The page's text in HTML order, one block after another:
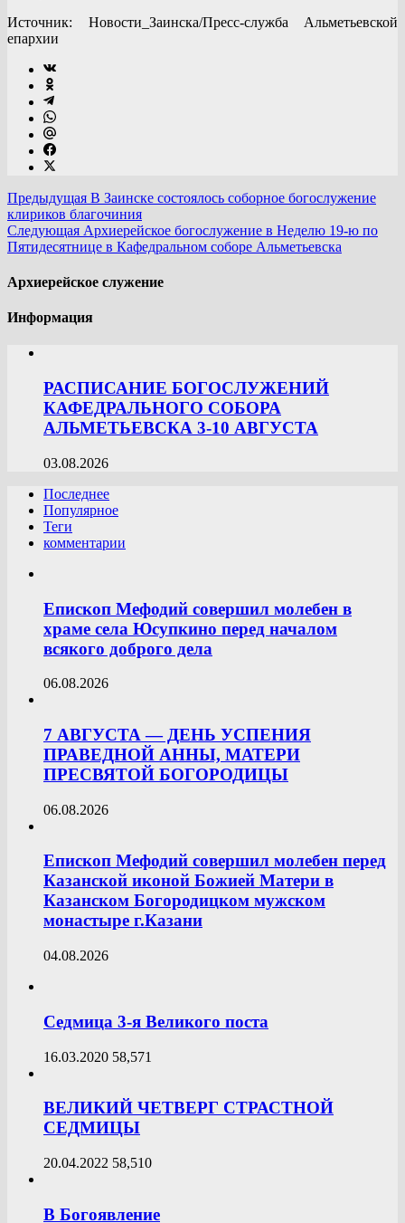
Источник: Новости_Заинска/Пресс-служба Альметьевской
епархии
Предыдущая В Заинске состоялось соборное богослужение
клириков благочиния
Следующая Архиерейское богослужение в Неделю 19-ю по
Пятидесятнице в Кафедральном соборе Альметьевска
Архиерейское служение
Информация
РАСПИСАНИЕ БОГОСЛУЖЕНИЙ
КАФЕДРАЛЬНОГО СОБОРА
АЛЬМЕТЬЕВСКА 3-10 АВГУСТА
03.08.2026
Последнее
Популярное
Теги
комментарии
Епископ Мефодий совершил молебен в
храме села Юсупкино перед началом
всякого доброго дела
06.08.2026
7 АВГУСТА — ДЕНЬ УСПЕНИЯ
ПРАВЕДНОЙ АННЫ, МАТЕРИ
ПРЕСВЯТОЙ БОГОРОДИЦЫ
06.08.2026
Епископ Мефодий совершил молебен перед
Казанской иконой Божией Матери в
Казанском Богородицком мужском
монастыре г.Казани
04.08.2026
Седмица 3-я Великого поста
16.03.2020 58,571
ВЕЛИКИЙ ЧЕТВЕРГ СТРАСТНОЙ
СЕДМИЦЫ
20.04.2022 58,510
В Богоявление